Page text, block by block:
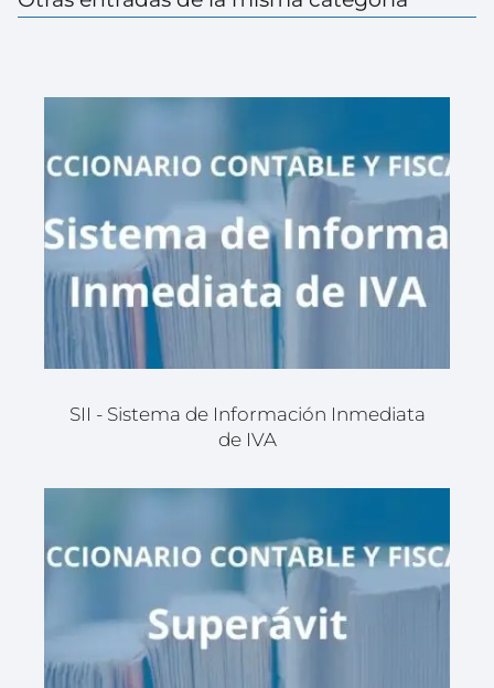
SII - Sistema de Información Inmediata
de IVA